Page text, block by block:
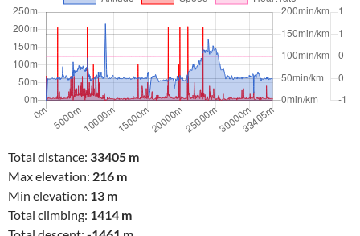
Total distance: 33405 m
Max elevation: 216 m
Min elevation: 13 m
Total climbing: 1414 m